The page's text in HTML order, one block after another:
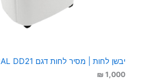
יבשן לחות | מסיר לחות דגם FRAL DD21
1,000
₪